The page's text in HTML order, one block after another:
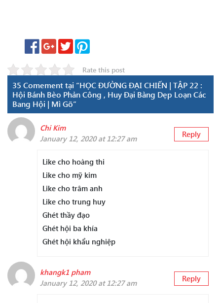
Rate this post
35 Comement tại “HỌC ĐƯỜNG ĐẠI CHIẾN | TẬP 22 :
Hội Bánh Bèo Phản Công , Huy Đại Bàng Dẹp Loạn Các
Bang Hội | Mì Gõ”
Chi Kim
January 12, 2020 at 12:27 am
Reply
Like cho hoàng thi
Like cho mỹ kim
Like cho trâm anh
Like cho trung huy
Ghét thầy đạo
Ghét hội ba khía
Ghét hội khẩu nghiệp
khangk1 pham
January 12, 2020 at 12:27 am
Reply